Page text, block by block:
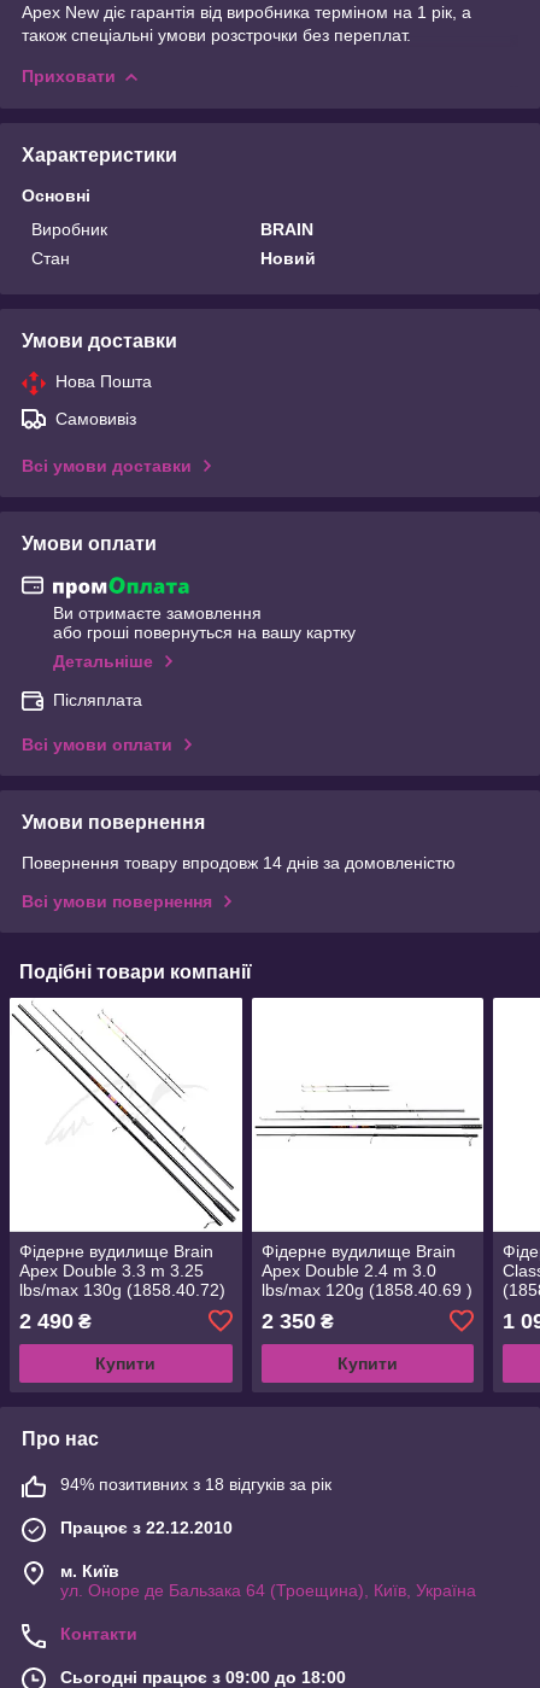
Apex New діє гарантія від виробника терміном на 1 рік, а
також спеціальні умови розстрочки без переплат.
Приховати
Характеристики
Основні
Виробник
BRAIN
Стан
Новий
Умови доставки
Нова Пошта
Самовивіз
Всі умови доставки
Умови оплати
Ви отримаєте замовлення
або гроші повернуться на вашу картку
Детальніше
Післяплата
Всі умови оплати
Умови повернення
Повернення товару впродовж 14 днів за домовленістю
Всі умови повернення
Подібні товари компанії
Фідерне вудилище Brain
Apex Double 3.3 m 3.25
lbs/max 130g (1858.40.72)
2 490 ₴
Купити
Фідерне вудилище Brain
Apex Double 2.4 m 3.0
lbs/max 120g (1858.40.69 )
2 350₴
Купити
1
Про нас
94% позитивних з 18 відгуків за рік
Працює з 22.12.2010
м. Київ
ул. Оноре де Бальзака 64 (Троещина), Київ, Україна
Контакти
Сьогодні працює з 09:00 до 18:00